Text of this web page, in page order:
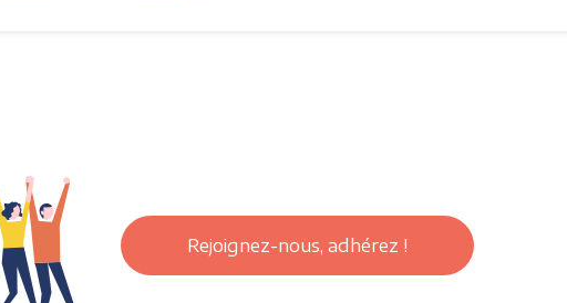
Rejoignez-nous, adhérez !